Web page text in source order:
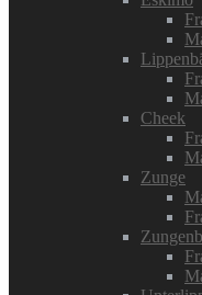
Cheek
Zunge